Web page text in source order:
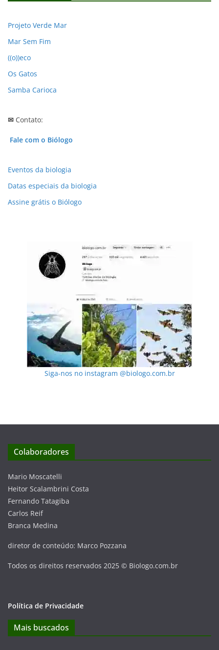
s
Projeto Verde Mar
Mar Sem Fim
((o))eco
Os Gatos
Samba Carioca
✉ Contato:
Fale com o Biólogo
Eventos da biologia
Datas especiais da biologia
Assine grátis o Biólogo
Siga-nos no instagram @biologo.com.br
Colaboradores
Mario Moscatelli
Heitor Scalambrini Costa
Fernando Tatagiba
Carlos Reif
Branca Medina
diretor de conteúdo: Marco Pozzana
Todos os direitos reservados 2025 © Biologo.com.br
Política de Privacidade
Mais buscados